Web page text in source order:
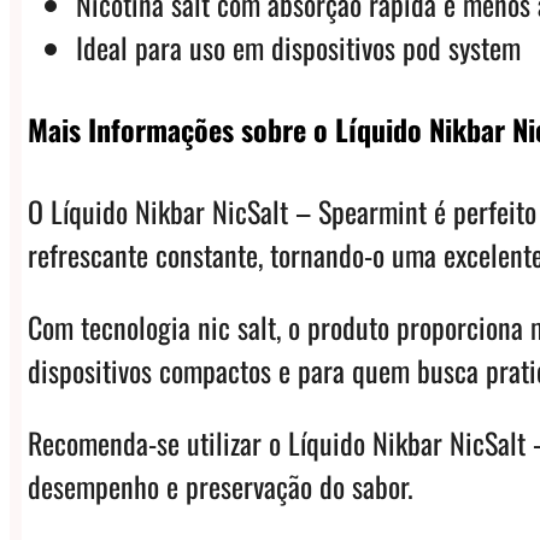
Ideal para uso em dispositivos pod system
Mais Informações sobre o Líquido Nikbar
O Líquido Nikbar NicSalt – Spearmint é
refrescante constante, tornando-o uma
Com tecnologia nic salt, o produto
dispositivos compactos e para quem busca
Recomenda-se utilizar o Líquido Nikbar
desempenho e preservação do sabor.